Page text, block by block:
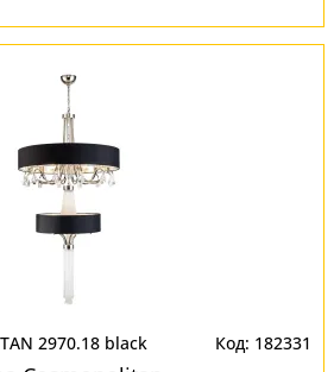
2970.18 black 182331